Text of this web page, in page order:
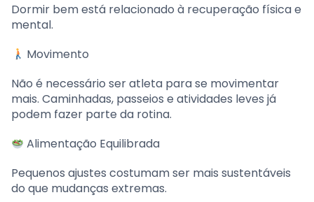
Dormir bem está relacionado à recuperação física e
mental.
Movimento
Não é necessário ser atleta para se movimentar
mais. Caminhadas, passeios e atividades leves já
podem fazer parte da rotina.
Alimentação Equilibrada
Pequenos ajustes costumam ser mais sustentáveis
do que mudanças extremas.